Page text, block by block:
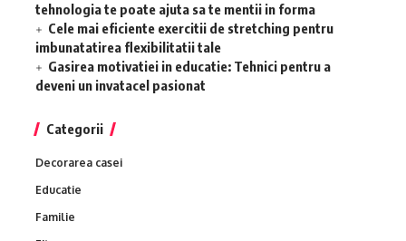
tehnologia te poate ajuta sa te mentii in forma
Cele mai eficiente exercitii de stretching pentru
imbunatatirea flexibilitatii tale
Gasirea motivatiei in educatie: Tehnici pentru a
deveni un invatacel pasionat
Categorii
Decorarea casei
Educatie
Familie